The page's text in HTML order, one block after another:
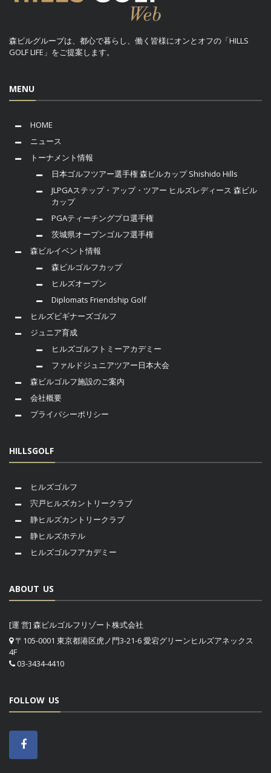
森ビルグループは、都心で暮らし、働く皆様にオンとオフの「HILLS
GOLF LIFE」をご提案します。
MENU
HOME
ニュース
トーナメント情報
日本ゴルフツアー選手権 森ビルカップ Shishido Hills
JLPGAステップ・アップ・ツアー ヒルズレディース 森ビル
カップ
PGAティーチングプロ選手権
茨城県オープンゴルフ選手権
森ビルイベント情報
森ビルゴルフカップ
ヒルズオープン
Diplomats Friendship Golf
ヒルズビギナーズゴルフ
ジュニア育成
ヒルズゴルフトミーアカデミー
ファルドジュニアツアー日本大会
森ビルゴルフ施設のご案内
会社概要
プライバシーポリシー
HILLSGOLF
ヒルズゴルフ
宍戸ヒルズカントリークラブ
静ヒルズカントリークラブ
静ヒルズホテル
ヒルズゴルフアカデミー
ABOUT US
[運 営] 森ビルゴルフリゾート株式会社
〒105-0001 東京都港区虎ノ門3-21-6 愛宕グリーンヒルズアネックス
4F
03-3434-4410
FOLLOW US